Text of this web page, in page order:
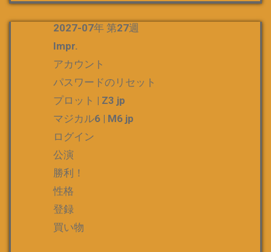
2027-07年 第27週
Impr.
アカウント
パスワードのリセット
プロット | Z3 jp
マジカル6 | M6 jp
ログイン
公演
勝利！
性格
登録
買い物